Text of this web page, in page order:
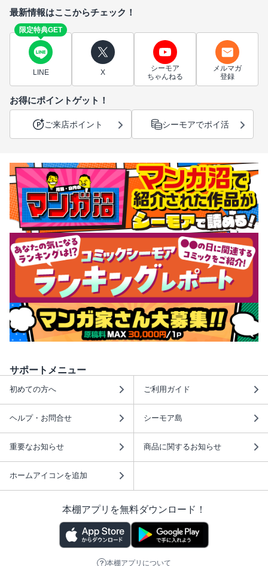
最新情報はここからチェック！
限定特典GET
LINE X
シーモア
ちゃんねる
メルマガ
登録
お得にポイントゲット！
ご来店ポイント シーモアでポイ活
サポートメニュー
初めての方へ ご利用ガイド
ヘルプ・お問合せ シーモア島
重要なお知らせ 商品に関するお知らせ
ホームアイコンを追加
本棚アプリを無料ダウンロード！
本棚アプリについて